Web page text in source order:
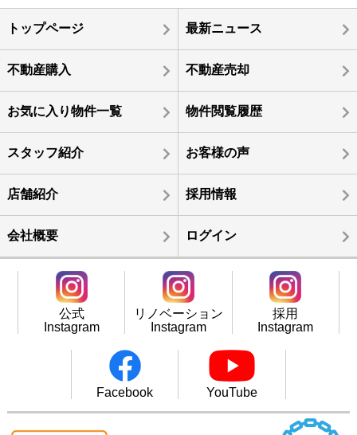
トップページ 最新ニュース
不動産購入 不動産売却
お気に入り物件一覧 物件閲覧履歴
スタッフ紹介 お客様の声
店舗紹介 採用情報
会社概要 ログイン
公式
Instagram
リノベーション
Instagram
採用
Instagram
Facebook YouTube